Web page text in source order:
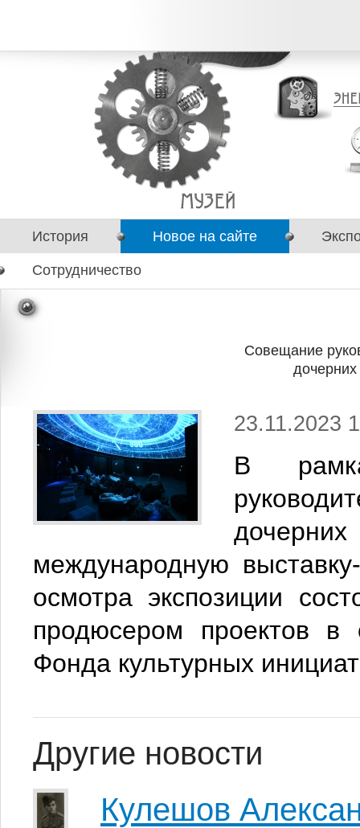
История Новое на сайте
Сотрудничество
Совещание
23.11.2023
В
международную
осмотра экспозиции
продюсером проектов в
Фонда культурных
Другие новости
Кулешов